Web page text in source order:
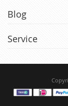
Blog
Service